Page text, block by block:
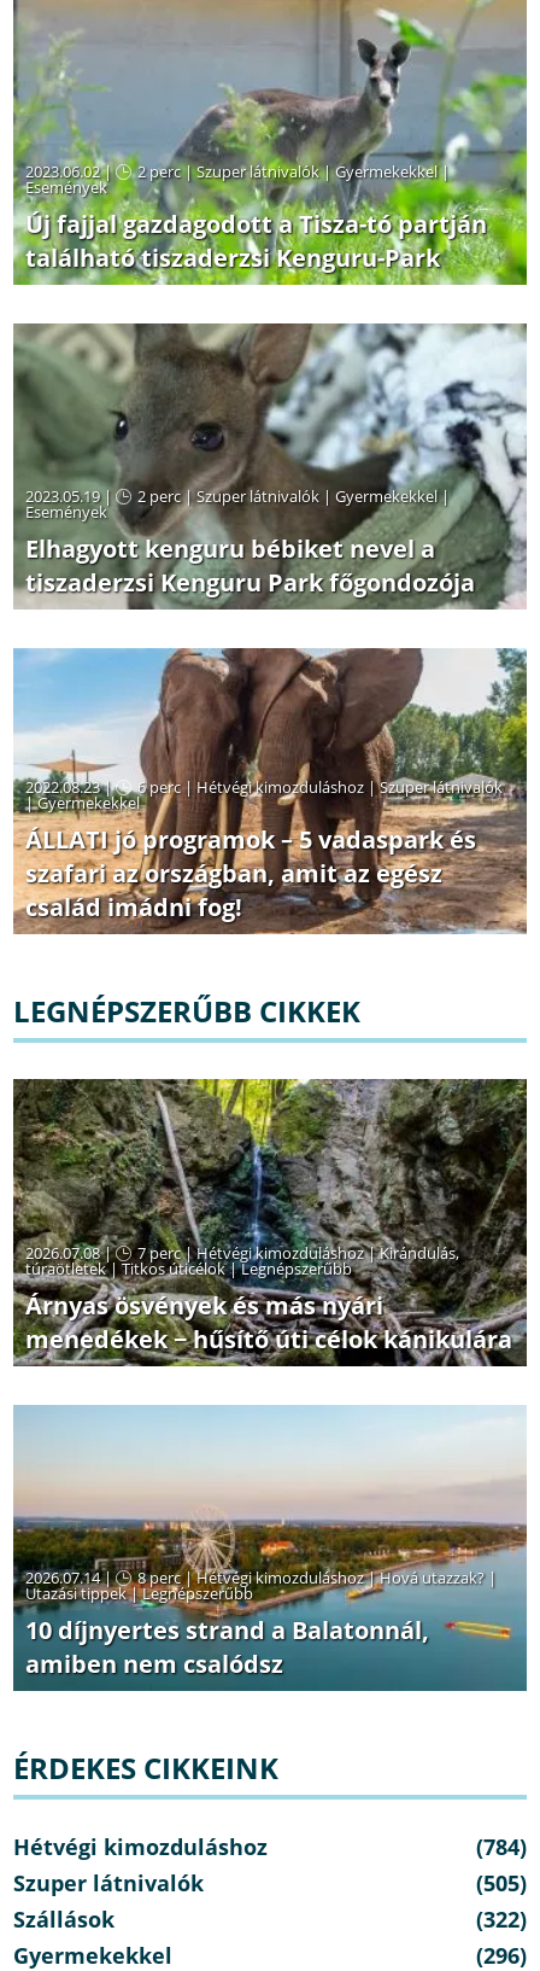
2023.06.02 | 2 perc|Szuper látnivalók|Gyermekekkel|
Események
Új fajjal gazdagodott a Tisza-tó partján
található tiszaderzsi Kenguru-Park
2023.05.19 | 2 perc|Szuper látnivalók |Gyermekekkel|
Események
Elhagyott kenguru bébiket nevel a
tiszaderzsi Kenguru Park főgondozója
2022.08.23 | 6 perc|Hétvégi kimozduláshoz |Szuper látnivalók
|Gyermekekkel
ÁLLATI jó programok – 5 vadaspark és
szafari az országban, amit az egész
család imádni fog!
LEGNÉPSZERŰBB CIKKEK
2026.07.08 | 7 perc|Hétvégi kimozduláshoz|Kirándulás,
túraötletek|Titkos úticélok|Legnépszerűbb
Árnyas ösvények és más nyári
menedékek − hűsítő úti célok kánikulára
2026.07.14 | 8 perc|Hétvégi kimozduláshoz|Hová utazzak? |
Utazási tippek|Legnépszerűbb
10 díjnyertes strand a Balatonnál,
amiben nem csalódsz
ÉRDEKES CIKKEINK
Hétvégi kimozduláshoz
(784)
Szuper látnivalók
(505)
Szállások
(322)
Gyermekekkel
(296)